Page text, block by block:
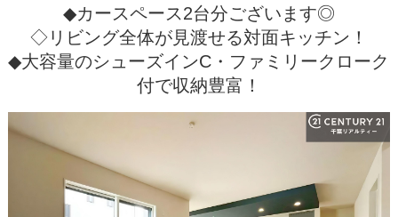
◆カースペース2台分ございます◎
◇リビング全体が見渡せる対面キッチン！
◆大容量のシューズインC・ファミリークローク
付で収納豊富！